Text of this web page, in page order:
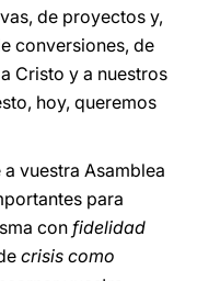
de proyectos y,
conversiones, de
Cristo y a nuestros
hoy, queremos
vuestra Asamblea
para
con fidelidad
crisis como